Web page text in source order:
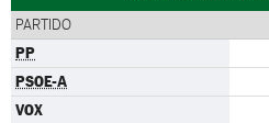
PARTIDO
PP
PSOE-A
VOX